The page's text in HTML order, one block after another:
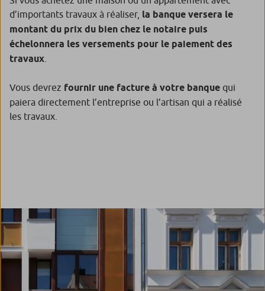
d’importants travaux à réaliser, la banque versera le
montant du prix du bien chez le notaire puis
échelonnera les versements pour le paiement des
travaux
Vous devrez fournir une facture à votre banque qui
paiera directement l’entreprise ou l’artisan qui a réalisé
les travaux.